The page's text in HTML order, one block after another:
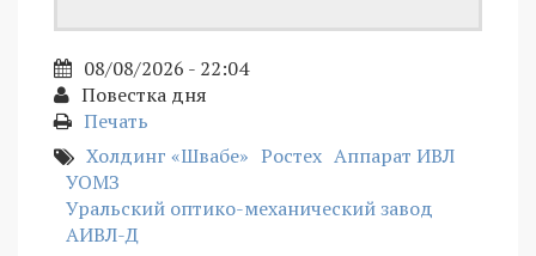
08/08/2026 - 22:04
Повестка дня
Печать
Холдинг «Швабе» Ростех Аппарат ИВЛ
УОМЗ
Уральский оптико-механический завод
АИВЛ-Д